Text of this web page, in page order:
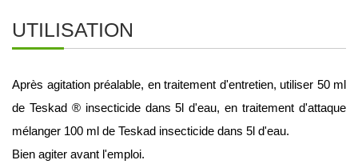
UTILISATION
Après agitation préalable, en traitement d'entretien, utiliser 50 ml
de Teskad ® insecticide dans 5l d'eau, en traitement d'attaque
mélanger 100 ml de Teskad insecticide dans 5l d'eau.
Bien agiter avant l'emploi.